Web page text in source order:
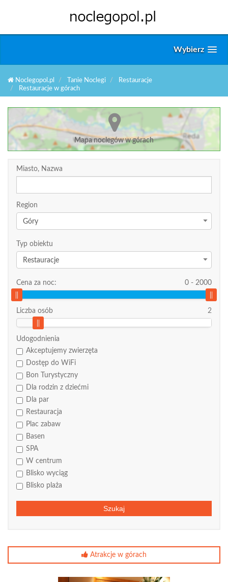
Wybierz
Noclegopol.pl Tanie Noclegi
Restauracje
Restauracje w górach
Mapa noclegów w górach
Miasto, Nazwa
Region
Góry
Typ obiektu
Restauracje
Cena za noc: 0 - 2000
Liczba osób 2
Udogodnienia
Akceptujemy zwierzęta
Dostęp do WiFi
Bon Turystyczny
Dla rodzin z dziećmi
Dla par
Restauracja
Plac zabaw
Basen
SPA
W centrum
Blisko wyciąg
Blisko plaża
Szukaj
Atrakcje w górach